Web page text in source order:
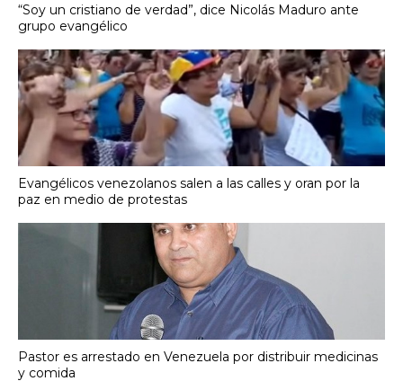
“Soy un cristiano de verdad”, dice Nicolás Maduro ante
grupo evangélico
Evangélicos venezolanos salen a las calles y oran por la
paz en medio de protestas
Pastor es arrestado en Venezuela por distribuir medicinas
y comida